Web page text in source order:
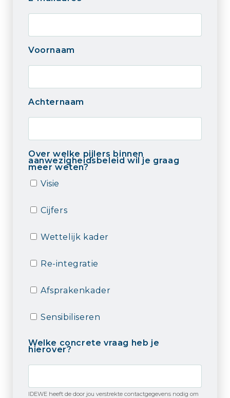
Voornaam
Achternaam
Over welke pijlers binnen
aanwezigheidsbeleid wil je graag
meer weten?
Visie
Cijfers
Wettelijk kader
Re-integratie
Afsprakenkader
Sensibiliseren
Welke concrete vraag heb je
hierover?
IDEWE heeft de door jou verstrekte contactgegevens nodig om